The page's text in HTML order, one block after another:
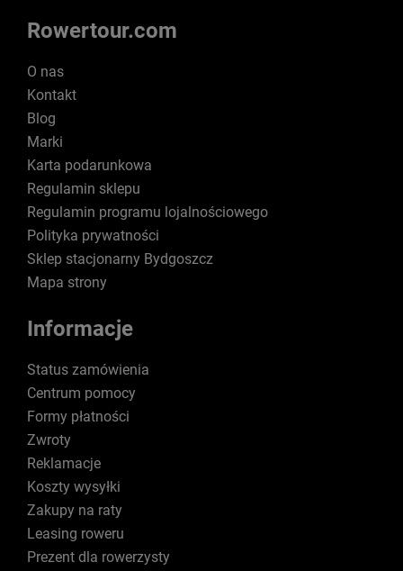
Rowertour.com
O nas
Kontakt
Blog
Marki
Karta podarunkowa
Regulamin sklepu
Regulamin programu lojalnościowego
Polityka prywatności
Sklep stacjonarny Bydgoszcz
Mapa strony
Informacje
Status zamówienia
Centrum pomocy
Formy płatności
Zwroty
Reklamacje
Koszty wysyłki
Zakupy na raty
Leasing roweru
Prezent dla rowerzysty